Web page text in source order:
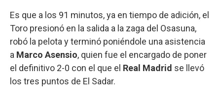
Es que a los 91 minutos, ya en tiempo de adición, el
Toro presionó en la salida a la zaga del Osasuna,
robó la pelota y terminó poniéndole una asistencia
a Marco Asensio, quien fue el encargado de poner
el definitivo 2-0 con el que el Real Madrid se llevó
los tres puntos de El Sadar.